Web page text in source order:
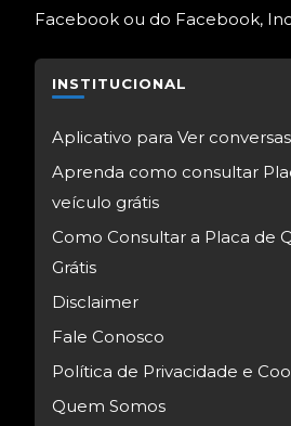
Facebook ou do Facebook,
INSTITUCIONAL
Aplicativo para Ver
Aprenda como consultar
veículo grátis
Como Consultar a Placa de
Grátis
Disclaimer
Fale Conosco
Política de Privacidade e
Quem Somos